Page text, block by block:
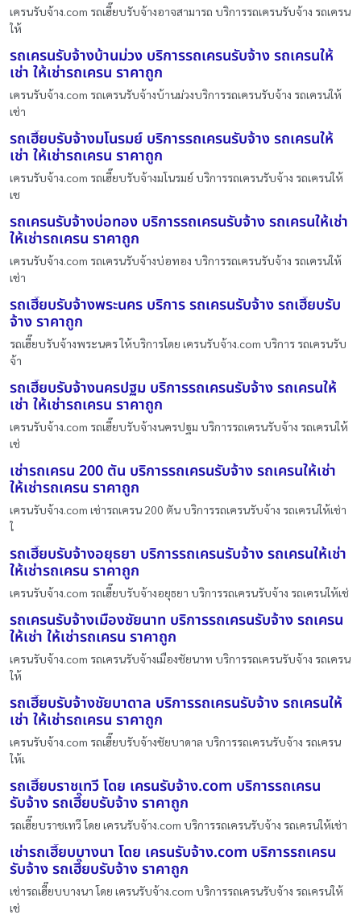
เครนรับจ้าง.com รถเฮี๊ยบรับจ้างอาจสามารถ บริการรถเครนรับจ้าง รถเครน
ให้
รถเครนรับจ้างบ้านม่วง บริการรถเครนรับจ้าง รถเครนให้
เช่า ให้เช่ารถเครน ราคาถูก
เครนรับจ้าง.com รถเครนรับจ้างบ้านม่วงบริการรถเครนรับจ้าง รถเครนให้
เช่า
รถเฮี๊ยบรับจ้างมโนรมย์ บริการรถเครนรับจ้าง รถเครนให้
เช่า ให้เช่ารถเครน ราคาถูก
เครนรับจ้าง.com รถเฮี๊ยบรับจ้างมโนรมย์ บริการรถเครนรับจ้าง รถเครนให้
เช
รถเครนรับจ้างบ่อทอง บริการรถเครนรับจ้าง รถเครนให้เช่า
ให้เช่ารถเครน ราคาถูก
เครนรับจ้าง.com รถเครนรับจ้างบ่อทอง บริการรถเครนรับจ้าง รถเครนให้
เช่า
รถเฮี๊ยบรับจ้างพระนคร บริการ รถเครนรับจ้าง รถเฮี๊ยบรับ
จ้าง ราคาถูก
รถเฮี๊ยบรับจ้างพระนคร ให้บริการโดย เครนรับจ้าง.com บริการ รถเครนรับ
จ้า
รถเฮี๊ยบรับจ้างนครปฐม บริการรถเครนรับจ้าง รถเครนให้
เช่า ให้เช่ารถเครน ราคาถูก
เครนรับจ้าง.com รถเฮี๊ยบรับจ้างนครปฐม บริการรถเครนรับจ้าง รถเครนให้
เช่
เช่ารถเครน 200 ตัน บริการรถเครนรับจ้าง รถเครนให้เช่า
ให้เช่ารถเครน ราคาถูก
เครนรับจ้าง.com เช่ารถเครน 200 ตัน บริการรถเครนรับจ้าง รถเครนให้เช่า
ใ
รถเฮี๊ยบรับจ้างอยุธยา บริการรถเครนรับจ้าง รถเครนให้เช่า
ให้เช่ารถเครน ราคาถูก
เครนรับจ้าง.com รถเฮี๊ยบรับจ้างอยุธยา บริการรถเครนรับจ้าง รถเครนให้เช่
รถเครนรับจ้างเมืองชัยนาท บริการรถเครนรับจ้าง รถเครน
ให้เช่า ให้เช่ารถเครน ราคาถูก
เครนรับจ้าง.com รถเครนรับจ้างเมืองชัยนาท บริการรถเครนรับจ้าง รถเครน
ให้
รถเฮี๊ยบรับจ้างชัยบาดาล บริการรถเครนรับจ้าง รถเครนให้
เช่า ให้เช่ารถเครน ราคาถูก
เครนรับจ้าง.com รถเฮี๊ยบรับจ้างชัยบาดาล บริการรถเครนรับจ้าง รถเครน
ให้เ
รถเฮี๊ยบราชเทวี โดย เครนรับจ้าง.com บริการรถเครน
รับจ้าง รถเฮี๊ยบรับจ้าง ราคาถูก
รถเฮี๊ยบราชเทวี โดย เครนรับจ้าง.com บริการรถเครนรับจ้าง รถเครนให้เช่า
เช่ารถเฮี๊ยบบางนา โดย เครนรับจ้าง.com บริการรถเครน
รับจ้าง รถเฮี๊ยบรับจ้าง ราคาถูก
เช่ารถเฮี๊ยบบางนา โดย เครนรับจ้าง.com บริการรถเครนรับจ้าง รถเครนให้
เช่